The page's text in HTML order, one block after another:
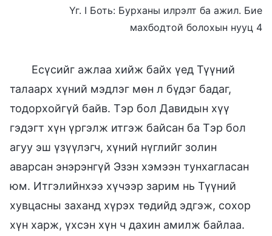
Үг. I Боть: Бурханы илрэлт ба ажил. Бие
махбодтой болохын нууц 4
Есүсийг ажлаа хийж байх үед Түүний
талаарх хүний мэдлэг мөн л бүдэг бадаг,
тодорхойгүй байв. Тэр бол Давидын хүү
гэдэгт хүн үргэлж итгэж байсан ба Тэр бол
агуу эш үзүүлэгч, хүний нүглийг золин
аварсан энэрэнгүй Эзэн хэмээн тунхагласан
юм. Итгэлийнхээ хүчээр зарим нь Түүний
хувцасны заханд хүрэх төдийд эдгэж, сохор
хүн харж, үхсэн хүн ч дахин амилж байлаа.